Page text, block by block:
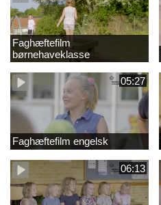
Faghæftefilm
børnehaveklasse
05:27
Faghæftefilm engelsk
06:13